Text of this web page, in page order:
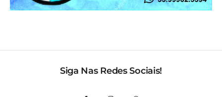
Siga Nas Redes Sociais!